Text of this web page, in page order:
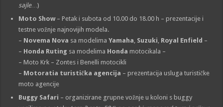
sajle…)
Moto Show– Petak i subota od 10.00 do 18.00 h – prezentacije i
testne vožnje najnovijih modela.
– Novema Nova sa modelimaYamaha, Suzuki, Royal Enfield –
– Honda Ruting sa modelima Honda motocikala –
– Moto Krk – Zontes i Benelli motocikli
– Motoratia turistička agencija – prezentacija usluga turističke
moto agencije
Buggy Safari – organizirane grupne vožnje u koloni s buggy